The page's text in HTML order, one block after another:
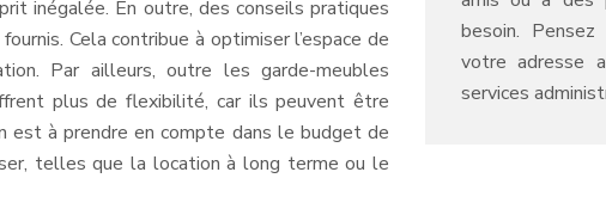
inégalée. En outre, des conseils pratiques
Cela contribue à optimiser l’espace de
Par ailleurs, outre les garde-meubles
plus de flexibilité, car ils peuvent être
est à prendre en compte dans le budget de
telles que la location à long terme ou le
besoin. Pensez
votre adresse
services